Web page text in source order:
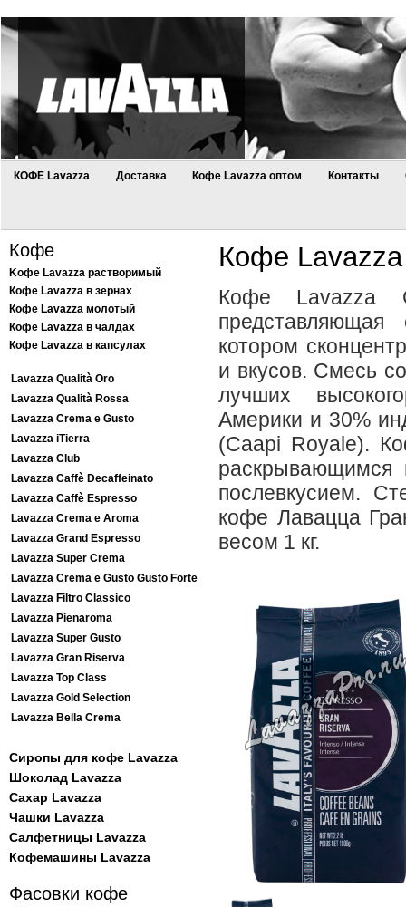
КОФЕ Lavazza Доставка Кофе Lavazza оптом Контакты
Кофе
Kофе Lavazza растворимый
Кофе Lavazza в зернах
Кофе Lavazza молотый
Кофе Lavazza в чалдах
Кофе Lavazza в капсулах
Lavazza Qualità Oro
Lavazza Qualità Rossa
Lavazza Crema e Gusto
Lavazza iTierra
Lavazza Club
Lavazza Caffè Decaffeinato
Lavazza Caffè Espresso
Lavazza Crema e Aroma
Lavazza Grand Espresso
Lavazza Super Crema
Lavazza Crema e Gusto Gusto Forte
Lavazza Filtro Classico
Lavazza Pienaroma
Lavazza Super Gusto
Lavazza Gran Riserva
Lavazza Top Class
Lavazza Gold Selection
Lavazza Bella Crema
Сиропы для кофе Lavazza
Шоколад Lavazza
Сахар Lavazza
Чашки Lavazza
Салфетницы Lavazza
Кофемашины Lavazza
Фасовки кофе
Кофе
Кофе Lavazza
котором
и вкусов. Смесь
лучших
Америки и 30%
(Caapi Royale).
послевкусием.
кофе Лавацца
весом 1 кг.